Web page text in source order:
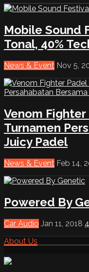
Mobile Sound
Tonal, 40%
News & Event Nov 5,
Venom
Turnamen
Juicy Padel
News & Event Feb 14,
Powered By
Car Audio Jan 11, 2018
About Us